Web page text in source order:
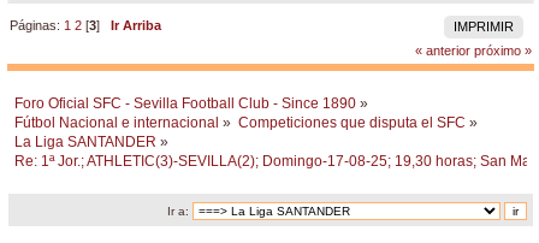
IMPRIMIR
Páginas: 1 2 [3]Ir Arriba
« anterior próximo »
Foro Oficial SFC - Sevilla Football Club - Since 1890 »
Fútbol Nacional e internacional » Competiciones que disputa el SFC »
La Liga SANTANDER »
Re: 1ª Jor.; ATHLETIC(3)-SEVILLA(2); Domingo-17-08-25; 19,30 horas; San
Ir a: